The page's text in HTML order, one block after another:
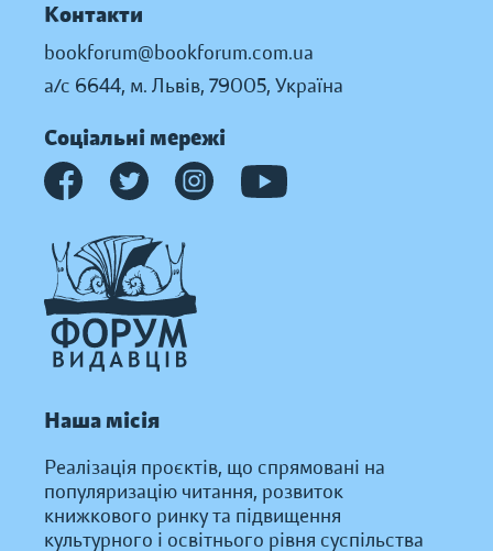
Контакти
bookforum@bookforum.com.ua
а/с 6644, м. Львів, 79005, Україна
Соціальні мережі
Наша місія
Реалізація проєктів, що спрямовані на
популяризацію читання, розвиток
книжкового ринку та підвищення
культурного і освітнього рівня суспільства